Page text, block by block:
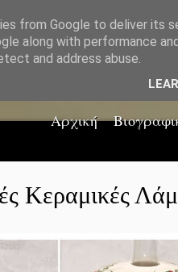
Αρχική
Κεραμικές
from Google to deliver its
along with performance
and address abuse.